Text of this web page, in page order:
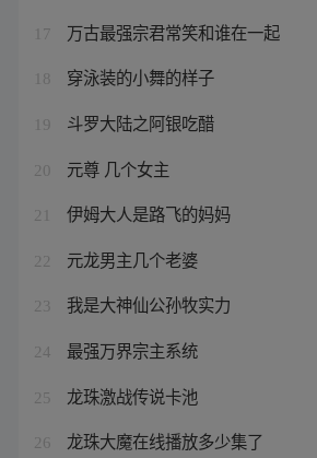
17 万古最强宗君常笑和谁在一起
18 穿泳装的小舞的样子
19 斗罗大陆之阿银吃醋
20 元尊 几个女主
21 伊姆大人是路飞的妈妈
22 元龙男主几个老婆
23 我是大神仙公孙牧实力
24 最强万界宗主系统
25 龙珠激战传说卡池
26 龙珠大魔在线播放多少集了